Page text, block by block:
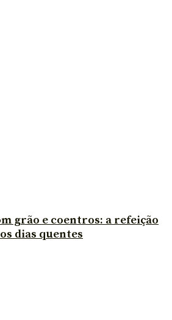
grão e coentros: a refeição
dias quentes